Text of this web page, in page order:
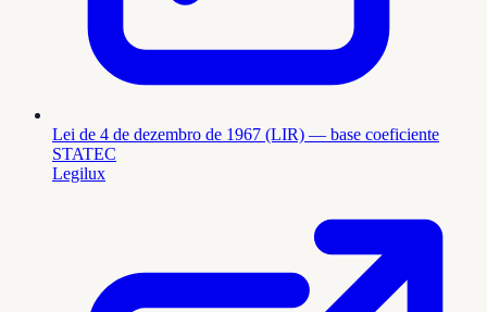
Lei de 4 de dezembro de 1967 (LIR) — base coeficiente
STATEC
Legilux